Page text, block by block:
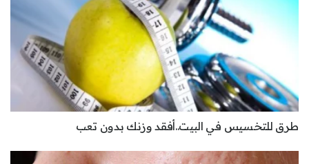
طرق للتخسيس في البيت..أفقد وزنك بدون تعب